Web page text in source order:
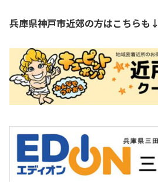
兵庫県神戸市近郊の方はこちらも↓